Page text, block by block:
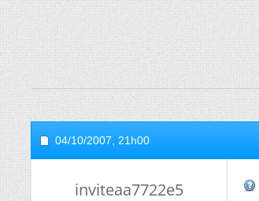
04/10/2007, 21h00
inviteaa7722e5